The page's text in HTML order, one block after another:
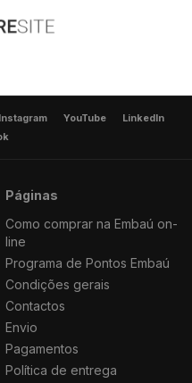
Instagram YouTube
LinkedIn
Páginas
Como comprar na Embaú on-
line
Programa de Pontos Embaú
Condições gerais
Contactos
Envio
Pagamentos
Política de entrega